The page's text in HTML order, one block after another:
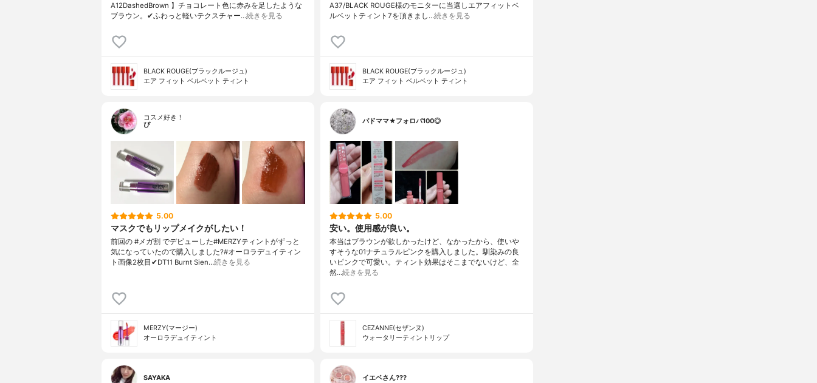
A12DashedBrown 】チョコレート色に赤みを足したような
ブラウン。✔︎ふわっと軽いテクスチャー…続きを見る
BLACK ROUGE(ブラックルージュ)
エア フィット ベルベット ティント
A37/BLACK ROUGE様のモニターに当選しエアフィットベ
ルベットティント7を頂きまし…続きを見る
BLACK ROUGE(ブラックルージュ)
エア フィット ベルベット ティント
コスメ好き！
ぴ
5.00
マスクでもリップメイクがしたい！
前回の #メガ割 でデビューした#MERZYティントがずっと
気になっていたので購入しました?#オーロラデュイティン
ト画像2枚目✔︎DT11 Burnt Sien…続きを見る
MERZY(マージー)
オーロラデュイティント
バドママ★フォロバ100◎
5.00
安い。使用感が良い。
本当はブラウンが欲しかったけど、なかったから、使いや
すそうな01ナチュラルピンクを購入しました。馴染みの良
いピンクで可愛い。ティント効果はそこまでないけど、全
然…続きを見る
CEZANNE(セザンヌ)
ウォータリーティントリップ
SAYAKA イエベさん???